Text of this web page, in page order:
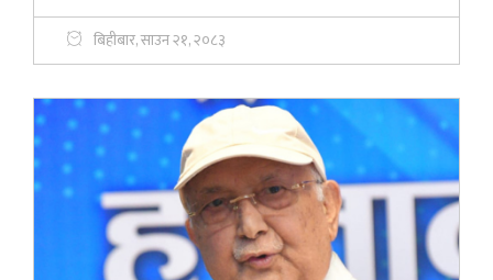
बिहीबार, साउन २१, २०८३